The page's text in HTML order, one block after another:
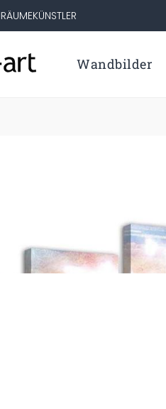
RÄUMEKÜNSTLER
Wandbilder